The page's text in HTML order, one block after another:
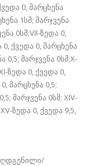
0, მარცხენა
1სმ; მარჯვენა
0სმ;VII-ზედა 0,
0, ქვედა 0, მარცხენა
0,5; მარჯვენა 0სმ;X-
ზედა 0, ქვედა 0,
მარცხენა 0,5;
მარჯვენა 0სმ; XIV-
ზედა 0, ქვედა 9,5,